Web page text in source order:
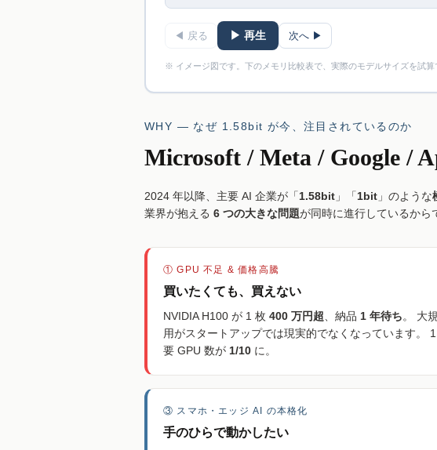
◀ 戻る ▶ 再生 次へ ▶
※ イメージ図です。下のメモリ比較表で、実際のモデルサイズを試算
WHY — なぜ 1.58bit が今、注目されているのか
Microsoft / Meta / Google /
2024 年以降、主要 AI 企業が「1.58bit 」「1bit 」のような
業界が抱える 6 つの大きな問題が同時に進行しているから
① GPU 不足 & 価格高騰
買いたくても、買えない
NVIDIA H100 が 1 枚 400 万円超 、納品 1 年待ち。 大
用がスタートアップでは現実的でなくなっています。
要 GPU 数が 1/10 に。
③ スマホ・エッジ AI の本格化
手のひらで動かしたい